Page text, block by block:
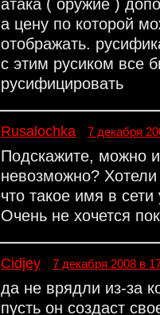
атака ( оружие )
а цену по которой
отображать.
с этим русиком все
русифицировать
Rusalochka 7 декабря
Подскажите, можно
невозможно?
что такое имя в
Очень не хочется
Cidjey 7 декабря 2008 в
да не врядли из-за
пусть он создаст